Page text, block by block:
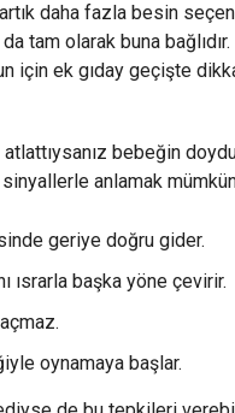
daha fazla besin
tam olarak buna
için ek gıday geçişte
bebeğin
anlamak
geriye doğru gider.
ısrarla başka yöne çevirir.
açmaz.
oynamaya başlar.